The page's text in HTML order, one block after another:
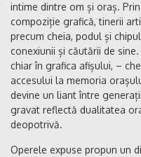
intime dintre om și oraș.
compoziție grafică, tinerii
precum cheia, podul și
conexiunii și căutării de
chiar în grafica afișului, –
accesului la memoria
devine un liant între
gravat reflectă dualitatea
deopotrivă.
Operele expuse propun un